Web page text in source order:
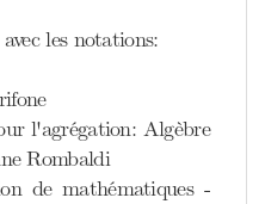
les notations:
l'agrégation: Algèbre
Rombaldi
de mathématiques -